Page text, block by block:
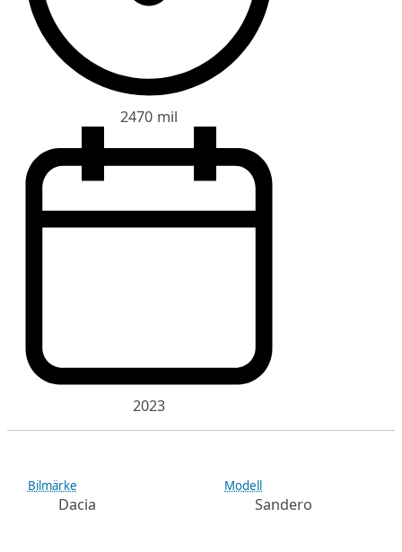
2470 mil
2023
Bilmärke
Dacia
Modell
Sandero